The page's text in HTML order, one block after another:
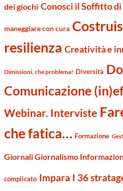
dei giochi Conosci il Soffitto
maneggiare con cura
resilienza Creatività e
Dimissioni, che problema! Diversità
Comunicazione
Webinar. Interviste
che fatica… Formazione
Giornali Giornalismo
complicato Impara I 36